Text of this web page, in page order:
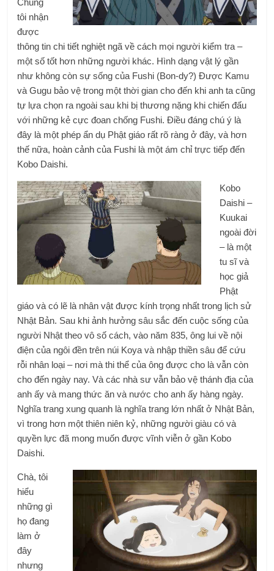
tôi nhận
được
thông tin chi tiết nghiệt ngã về cách mọi người kiểm tra –
một số tốt hơn những người khác. Hình dạng vật lý gần
như không còn sự sống của Fushi (Bon-dy?) Được Kamu
và Gugu bảo vệ trong một thời gian cho đến khi anh ta cũng
tự lựa chọn ra ngoài sau khi bị thương nặng khi chiến đấu
với những kẻ cực đoan chống Fushi. Điều đáng chú ý là
đây là một phép ẩn dụ Phật giáo rất rõ ràng ở đây, và hơn
thế nữa, hoàn cảnh của Fushi là một ám chỉ trực tiếp đến
Kobo Daishi.
Kobo
Daishi –
Kuukai
ngoài đời
– là một
tu sĩ và
học giả
Phật
giáo và có lẽ là nhân vật được kính trọng nhất trong lịch sử
Nhật Bản. Sau khi ảnh hưởng sâu sắc đến cuộc sống của
người Nhật theo vô số cách, vào năm 835, ông lui về nội
điện của ngôi đền trên núi Koya và nhập thiền sâu để cứu
rỗi nhân loại – nơi mà thi thể của ông được cho là vẫn còn
cho đến ngày nay. Và các nhà sư vẫn bảo vệ thánh địa của
anh ấy và mang thức ăn và nước cho anh ấy hàng ngày.
Nghĩa trang xung quanh là nghĩa trang lớn nhất ở Nhật Bản,
vì trong hơn một thiên niên kỷ, những người giàu có và
quyền lực đã mong muốn được vĩnh viễn ở gần Kobo
Daishi.
Chà, tôi
hiểu
những gì
họ đang
làm ở
đây
nhưng